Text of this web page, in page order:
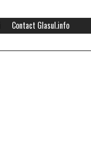
Contact Glasul.info